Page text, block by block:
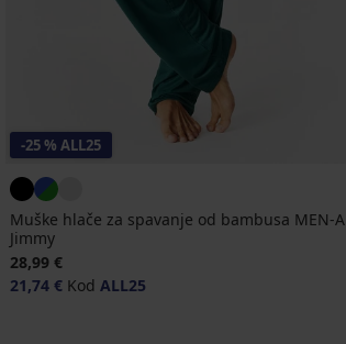
-25 % ALL25
Muške hlače za spavanje od bambusa MEN-A
Jimmy
28,99 €
21,74 €Kod ALL25